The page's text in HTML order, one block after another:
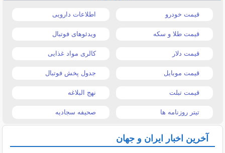
قیمت خودرو اطلاعات دارویی
قیمت طلا و سکه ویدئوهای فوتبال
قیمت دلار کالری مواد غذایی
قیمت موبایل جدول پخش فوتبال
قیمت تبلت نهج البلاغه
تیتر روزنامه ها صحیفه سجادیه
آخرین اخبار ایران و جهان